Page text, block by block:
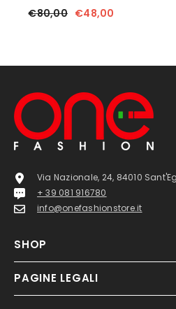
€80,00 €48,00
Via Nazionale, 24, 84010
+ 39 081 916780
info@onefashionstore.it
SHOP
PAGINE LEGALI